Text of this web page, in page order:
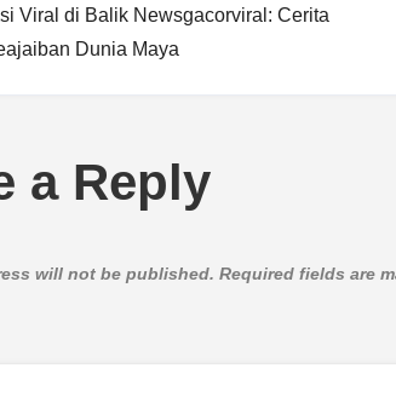
Viral di Balik Newsgacorviral: Cerita
Dunia Maya
a Reply
will not be published. Required fields are